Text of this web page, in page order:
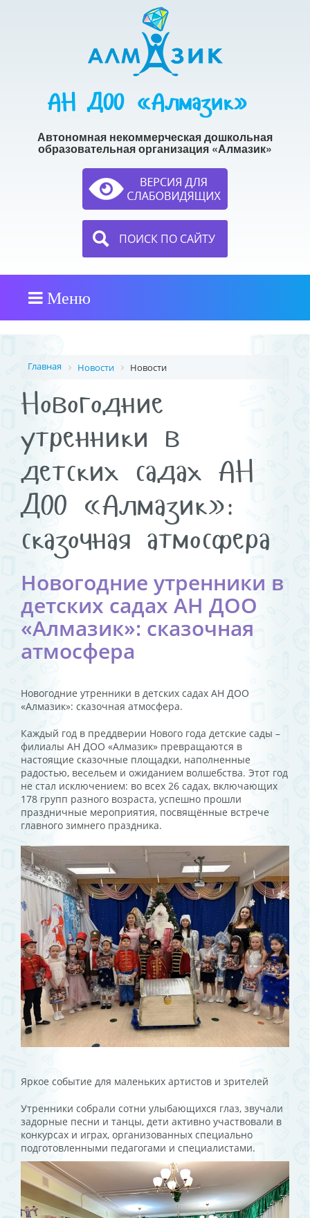
АН ДОО «Алмазик»
Автономная некоммерческая дошкольная
образовательная организация «Алмазик»
ПОИСК ПО САЙТУ
Меню
Главная Новости Новости
Новогодние
утренники в
детских садах АН
ДОО «Алмазик»:
сказочная атмосфера
Новогодние утренники в
детских садах АН ДОО
«Алмазик»: сказочная
атмосфера
Новогодние утренники в детских садах АН ДОО
«Алмазик»: сказочная атмосфера.
Каждый год в преддверии Нового года детские сады –
филиалы АН ДОО «Алмазик» превращаются в
настоящие сказочные площадки, наполненные
радостью, весельем и ожиданием волшебства. Этот год
не стал исключением: во всех 26 садах, включающих
178 групп разного возраста, успешно прошли
праздничные мероприятия, посвящённые встрече
главного зимнего праздника.
Яркое событие для маленьких артистов и зрителей
Утренники собрали сотни улыбающихся глаз, звучали
задорные песни и танцы, дети активно участвовали в
конкурсах и играх, организованных специально
подготовленными педагогами и специалистами.